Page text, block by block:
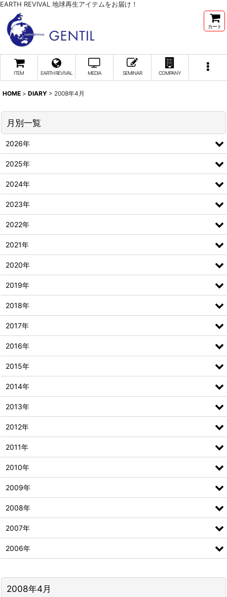
EARTH REVIVAL 地球再生アイテムをお届け！
カート
ITEM EARTH REVIVAL MEDIA SEMINAR COMPANY
HOME > DIARY > 2008年4月
2008年4月
月別一覧
2026年
2025年
2024年
2023年
2022年
2021年
2020年
2019年
2018年
2017年
2016年
2015年
2014年
2013年
2012年
2011年
2010年
2009年
2008年
2007年
2006年